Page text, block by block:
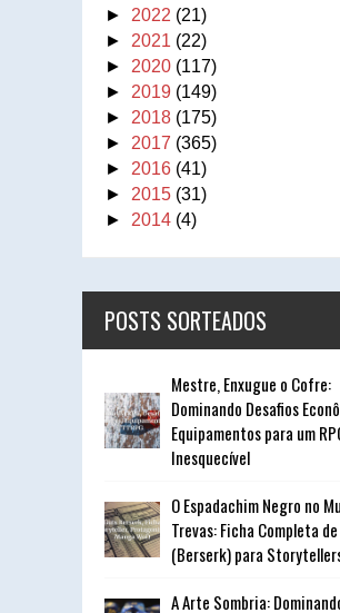
► 2022 (21)
► 2021 (22)
► 2020 (117)
► 2019 (149)
► 2018 (175)
► 2017 (365)
► 2016 (41)
► 2015 (31)
► 2014 (4)
POSTS SORTEADOS
Mestre, Enxugue o Cofre:
Dominando Desafios
Equipamentos para um
Inesquecível
O Espadachim Negro no
Trevas: Ficha Completa
(Berserk) para
A Arte Sombria: